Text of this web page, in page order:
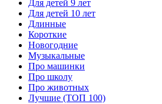
Для детей 9 лет
Для детей 10 лет
Длинные
Короткие
Новогодние
Музыкальные
Про машинки
Про школу
Про животных
Лучшие (ТОП 100)